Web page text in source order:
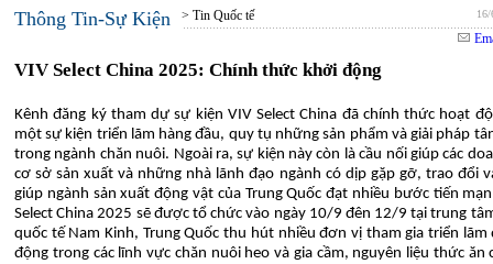
Thông Tin-Sự Kiện > Tin Quốc tế
VIV Select China 2025: Chính thức khởi động
Kênh đăng ký tham dự sự kiện VIV Select China đã chính thức hoạt
một sự kiện triển lãm hàng đầu, quy tụ những sản phẩm và giải pháp
trong ngành chăn nuôi. Ngoài ra, sự kiện này còn là cầu nối giúp các
cơ sở sản xuất và những nhà lãnh đạo ngành có dịp gặp gỡ, trao đổi
giúp ngành sản xuất động vật của Trung Quốc đạt nhiều bước tiến
Select China 2025 sẽ được tổ chức vào ngày 10/9 đên 12/9 tại trung
quốc tế Nam Kinh, Trung Quốc thu hút nhiều đơn vị tham gia triển lãm
động trong các lĩnh vực chăn nuôi heo và gia cầm, nguyên liệu thức ăn